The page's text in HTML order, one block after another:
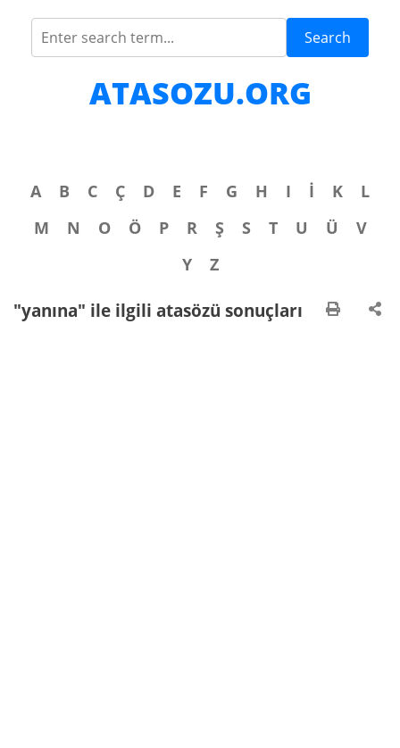
Search
ATASOZU.ORG
A B C Ç D E F G H I İ K
L
M
N O Ö P R Ş S T U Ü
V
Y
Z
"yanına" ile ilgili atasözü sonuçları